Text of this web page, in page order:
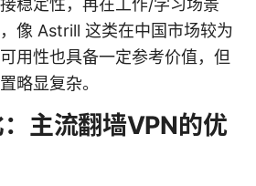
像 Astrill 这类在中国市场较为
用性也具备一定参考价值，但
略显复杂。
主流翻墙VPN的优